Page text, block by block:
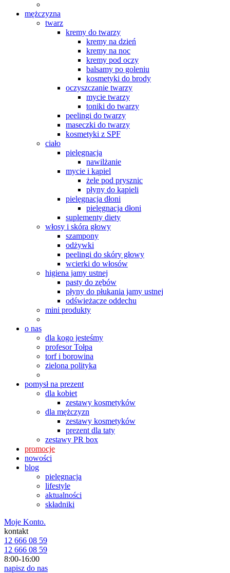
mężczyzna
twarz
kremy do twarzy
kremy na dzień
kremy na noc
kremy pod oczy
balsamy po goleniu
kosmetyki do brody
oczyszczanie twarzy
mycie twarzy
toniki do twarzy
peelingi do twarzy
maseczki do twarzy
kosmetyki z SPF
ciało
pielęgnacja
nawilżanie
mycie i kąpiel
żele pod prysznic
płyny do kąpieli
pielęgnacja dłoni
pielęgnacja dłoni
suplementy diety
włosy i skóra głowy
szampony
odżywki
peelingi do skóry głowy
wcierki do włosów
higiena jamy ustnej
pasty do zębów
płyny do płukania jamy ustnej
odświeżacze oddechu
mini produkty
o nas
dla kogo jesteśmy
profesor Tołpa
torf i borowina
zielona polityka
pomysł na prezent
dla kobiet
zestawy kosmetyków
dla mężczyzn
zestawy kosmetyków
prezent dla taty
zestawy PR box
promocje
nowości
blog
pielęgnacja
lifestyle
aktualności
składniki
Moje Konto.
kontakt
12 666 08 59
12 666 08 59
8:00-16:00
napisz do nas